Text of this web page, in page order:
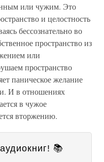
или чужим. Это
и целостность
бессознательно во
пространство из
или
пространство
паническое желание
И в отношениях
в чужое
вторжению.
📚